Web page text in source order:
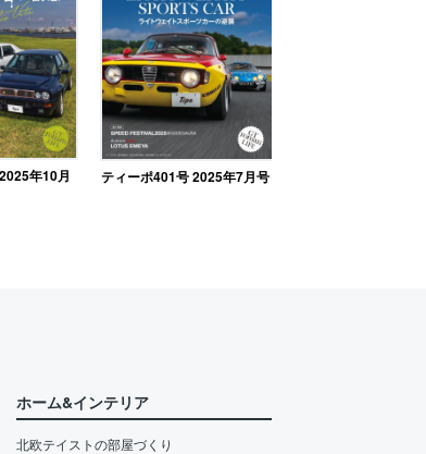
年10月
ティーポ401号 2025年7月号
ホーム&インテリア
北欧テイストの部屋づくり